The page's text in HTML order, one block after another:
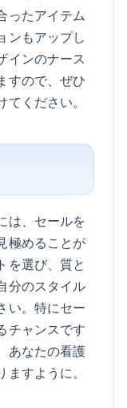
ったアイテム
ンもアップし
インのナース
すので、ぜひ
ください。
は、セールを
極めることが
を選び、質と
分のスタイル
い。特にセー
チャンスです
あなたの看護
すように。